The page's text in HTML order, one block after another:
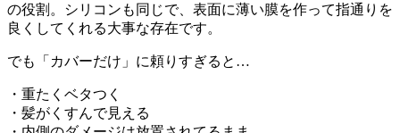
の役割。シリコンも同じで、表面に薄い膜を作って指通りを
良くしてくれる大事な存在です。
でも「カバーだけ」に頼りすぎると…
・重たくベタつく
・髪がくすんで見える